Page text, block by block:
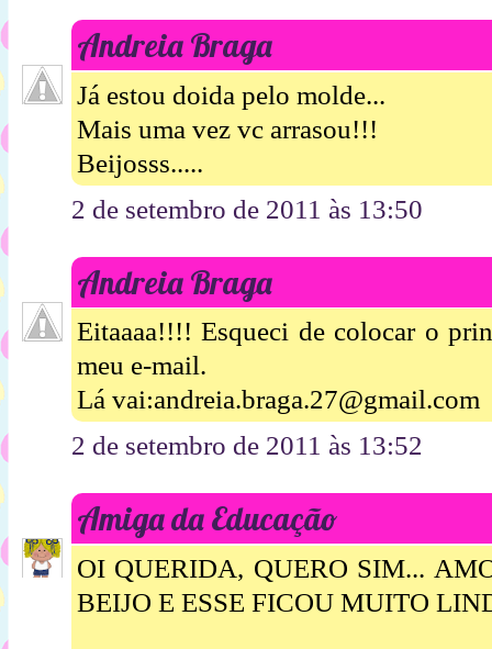
Andreia Braga
Já estou doida pelo molde...
Mais uma vez vc arrasou!!!
Beijosss.....
2 de setembro de 2011 às 13:50
Andreia Braga
Eitaaaa!!!! Esqueci de colocar o
meu e-mail.
Lá vai:andreia.braga.27@gmail.com
2 de setembro de 2011 às 13:52
Amiga da Educação
OI QUERIDA, QUERO SIM...
BEIJO E ESSE FICOU MUITO